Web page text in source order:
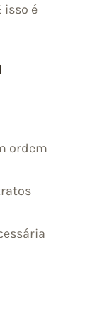
isso é
ordem